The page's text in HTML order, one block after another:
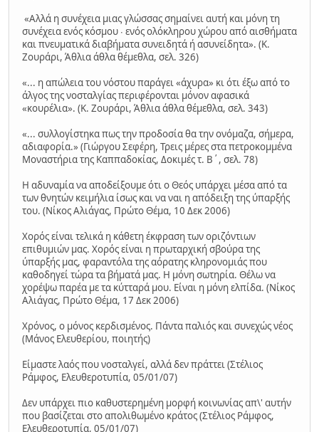
«Αλλά η συνέχεια μιας γλώσσας σημαίνει αυτή και μόνη τη
συνέχεια ενός κόσμου ∙ ενός ολόκληρου χώρου από αισθήματα
και πνευματικά διαβήματα συνειδητά ή ασυνείδητα». (Κ.
Ζουράρι, Άθλια άθλα θέμεθλα, σελ. 326)
«... η απώλεια του νόστου παράγει «άχυρα» κι ότι έξω από το
άλγος της νοσταλγίας περιφέρονται μόνον αφασικά
«κουρέλια». (Κ. Ζουράρι, Άθλια άθλα θέμεθλα, σελ. 343)
«... συλλογίστηκα πως την προδοσία θα την ονόμαζα, σήμερα,
αδιαφορία.» (Γιώργου Σεφέρη, Τρεις μέρες στα πετροκομμένα
Μοναστήρια της Καππαδοκίας, Δοκιμές τ. Β΄, σελ. 78)
Η αδυναμία να αποδείξουμε ότι ο Θεός υπάρχει μέσα από τα
των θνητών κειμήλια ίσως και να ναι η απόδειξη της ύπαρξής
του. (Νίκος Αλιάγας, Πρώτο Θέμα, 10 Δεκ 2006)
Χορός είναι τελικά η κάθετη έκφραση των οριζόντιων
επιθυμιών μας. Χορός είναι η πρωταρχική σβούρα της
ύπαρξής μας, φαραντόλα της αόρατης κληρονομιάς που
καθοδηγεί τώρα τα βήματά μας. Η μόνη σωτηρία. Θέλω να
χορέψω παρέα με τα κύτταρά μου. Είναι η μόνη ελπίδα. (Νίκος
Αλιάγας, Πρώτο Θέμα, 17 Δεκ 2006)
Χρόνος, ο μόνος κερδισμένος. Πάντα παλιός και συνεχώς νέος
(Μάνος Ελευθερίου, ποιητής)
Είμαστε λαός που νοσταλγεί, αλλά δεν πράττει (Στέλιος
Ράμφος, Ελευθεροτυπία, 05/01/07)
Δεν υπάρχει πιο καθυστερημένη μορφή κοινωνίας απ\' αυτήν
που βασίζεται στο απολιθωμένο κράτος (Στέλιος Ράμφος,
Ελευθεροτυπία, 05/01/07)